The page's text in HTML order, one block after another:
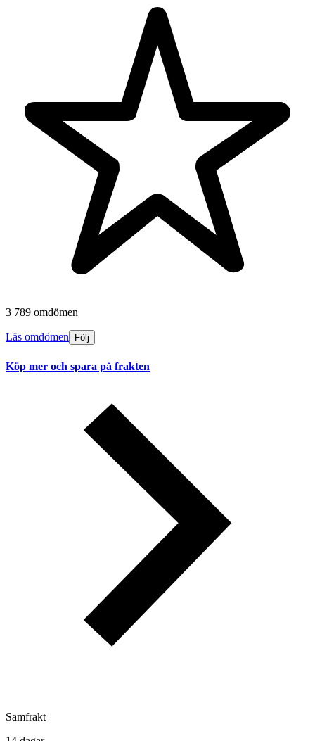
3 789 omdömen
Läs omdömen Följ
Köp mer och spara på frakten
Samfrakt